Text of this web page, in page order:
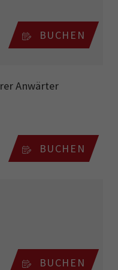
BUCHEN
Anwärter
BUCHEN
BUCHEN